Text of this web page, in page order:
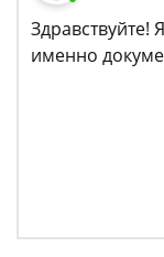
Здравствуйте!
именно